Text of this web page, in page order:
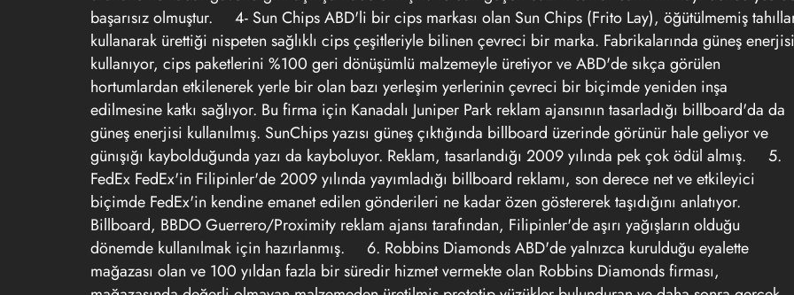
başarısız olmuştur.
4- Sun ChipsABD'li bir cips markası olan Sun Chips (Frito Lay), öğütülmemiş
kullanarak ürettiği nispeten sağlıklı cips çeşitleriyle bilinen çevreci bir marka. Fabrikalarında güneş enerjisi
kullanıyor, cips paketlerini %100 geri dönüşümlü malzemeyle üretiyor ve ABD'de sıkça görülen
hortumlardan etkilenerek yerle bir olan bazı yerleşim yerlerinin çevreci bir biçimde yeniden inşa
edilmesine katkı sağlıyor. Bu firma için Kanadalı Juniper Park reklam ajansının tasarladığı billboard'da da
güneş enerjisi kullanılmış. SunChips yazısı güneş çıktığında billboard üzerinde görünür hale geliyor ve
günışığı kaybolduğunda yazı da kayboluyor. Reklam, tasarlandığı 2009 yılında pek çok ödül almış. 5.
FedEx FedEx'in Filipinler'de 2009 yılında yayımladığı billboard reklamı, son derece net ve etkileyici
biçimde FedEx'in kendine emanet edilen gönderileri ne kadar özen göstererek taşıdığını anlatıyor.
Billboard, BBDO Guerrero/Proximity reklam ajansı tarafından, Filipinler'de aşırı yağışların olduğu
dönemde kullanılmak için hazırlanmış.
6. Robbins DiamondsABD'de yalnızca kurulduğu eyalette
mağazası olan ve 100 yıldan fazla bir süredir hizmet vermekte olan Robbins Diamonds firması,